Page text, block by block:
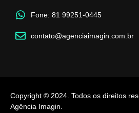
Fone: 81 99251-0445
contato@agenciaimagin.com.br
Copyright © 2024. Todos os direitos
Agência Imagin.